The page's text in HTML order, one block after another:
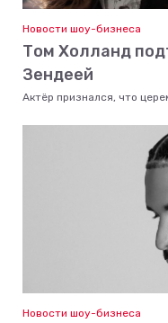
Новости шоу-бизнеса
Том Холланд
Зендеей
Актёр признался, что
Новости шоу-бизнеса